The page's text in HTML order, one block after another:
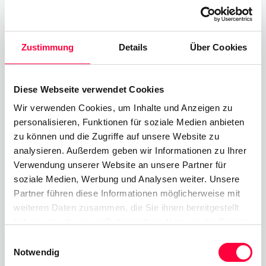
Zustimmung Details Über Cookies
Diese Webseite verwendet Cookies
Wir verwenden Cookies, um Inhalte und Anzeigen zu
personalisieren, Funktionen für soziale Medien anbieten
zu können und die Zugriffe auf unsere Website zu
analysieren. Außerdem geben wir Informationen zu Ihrer
Verwendung unserer Website an unsere Partner für
soziale Medien, Werbung und Analysen weiter. Unsere
Partner führen diese Informationen möglicherweise mit
weiteren Daten zusammen, die Sie ihnen bereitgestellt
Cookies, wenn Sie unsere Webseite weiterhin nutzen.
Notwendig
PASCOM als Gold Sponsor der
diesjährigen Heimat Trails Trophy
2023
20.03.2023 5 Minuten James Barton
PASCOM stellt sich erneut den Herausforderungen
der Heimat Trails Trophy, ein regionales Sportereignis,
das Familie, Freunde und Kollegen bewegen soll, aktiv
zu werden. Gleichzeitig kann man dabei die herrliche
Natur des Bayerischen Waldes genießen.